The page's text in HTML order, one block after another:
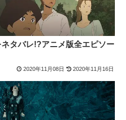
タバレ!?アニメ版全エピソー
2020年11月08日 2020年11月16日